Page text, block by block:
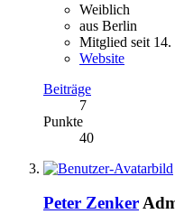
Weiblich
aus Berlin
Mitglied seit 14.
Website
Beiträge
7
Punkte
40
Peter Zenker